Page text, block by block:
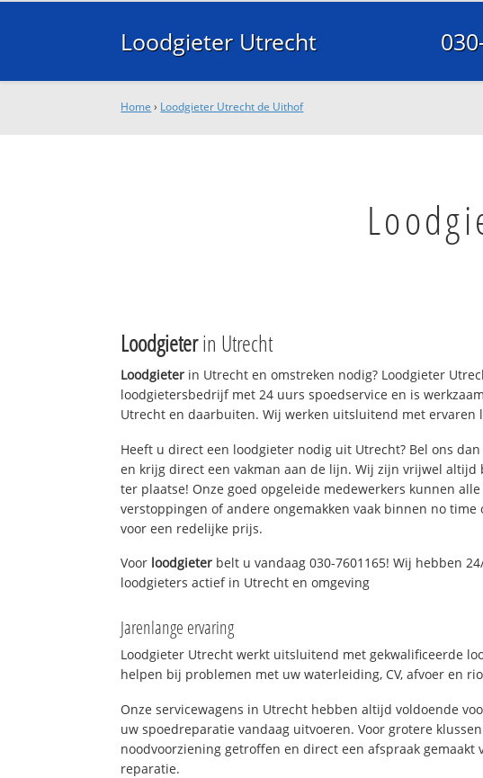
Loodgieter Utrecht
Home › Loodgieter Utrecht de Uithof
Loodgieterin Utrecht
Loodgieter in Utrecht en omstreken nodig? Loodgieter
loodgietersbedrijf met 24 uurs spoedservice en is
Utrecht en daarbuiten. Wij werken uitsluitend met ervaren
Heeft u direct een loodgieter nodig uit Utrecht? Bel ons dan
en krijg direct een vakman aan de lijn. Wij zijn vrijwel altijd
ter plaatse! Onze goed opgeleide medewerkers kunnen alle
verstoppingen of andere ongemakken vaak binnen no time
voor een redelijke prijs.
Voor loodgieter belt u vandaag 030-7601165! Wij hebben
loodgieters actief in Utrecht en omgeving
Jarenlange ervaring
Loodgieter Utrecht werkt uitsluitend met gekwalificeerde
helpen bij problemen met uw waterleiding, CV, afvoer en
Onze servicewagens in Utrecht hebben altijd voldoende
uw spoedreparatie vandaag uitvoeren. Voor grotere
noodvoorziening getroffen en direct een afspraak gemaakt
reparatie.